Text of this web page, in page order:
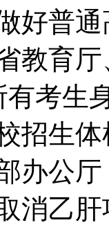
好普
教育
生身
招生
办公
消乙